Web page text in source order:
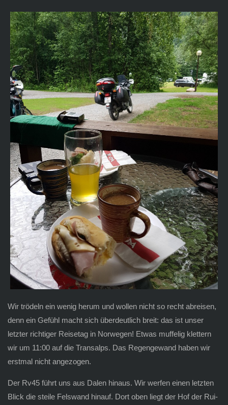
Wir trödeln ein wenig herum und wollen nicht so recht abreisen,
denn ein Gefühl macht sich überdeutlich breit: das ist unser
letzter richtiger Reisetag in Norwegen! Etwas muffelig klettern
wir um 11:00 auf die Transalps. Das Regengewand haben wir
erstmal nicht angezogen.
Der Rv45 führt uns aus Dalen hinaus. Wir werfen einen letzten
Blick die steile Felswand hinauf. Dort oben liegt der Hof der Rui-